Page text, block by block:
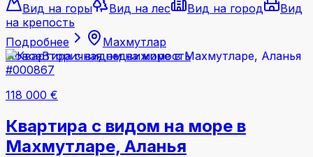
Вид на горы
Вид на лес Вид на город
Вид
на крепость
Подробнее
Махмутлар
НовоеВторичная недвижимость
#000867
118 000 €
Квартира с видом на море в
Махмутларе, Аланья